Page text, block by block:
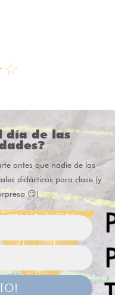
día de las
antes que nadie de las
didácticos para clase (y
😏)